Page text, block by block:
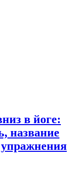
в йоге:
название